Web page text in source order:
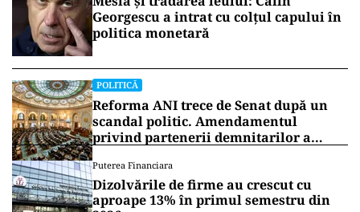
Georgescu a intrat cu colțul capului în
politica monetară
POLITICĂ
Reforma ANI trece de Senat după un
scandal politic. Amendamentul
privind partenerii demnitarilor a
Puterea Financiara
Dizolvările de firme au crescut cu
aproape 13% în primul semestru din